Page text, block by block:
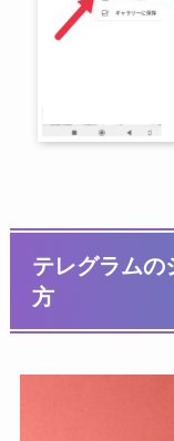
テレグラムの
方